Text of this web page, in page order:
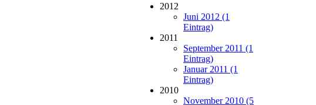
2012
Juni 2012 (1
Eintrag)
2011
September 2011 (1
Eintrag)
Januar 2011 (1
Eintrag)
2010
November 2010 (5